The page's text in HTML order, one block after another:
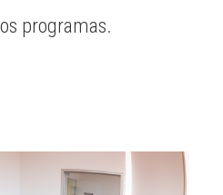
programas.